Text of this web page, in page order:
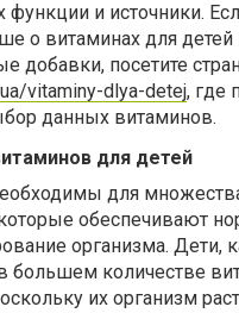
функции и источники.
о витаминах для детей
добавки, посетите
vitaminy-dlya-detej, где
данных витаминов.
для детей
для
обеспечивают
организма. Дети,
большем количестве
их организм